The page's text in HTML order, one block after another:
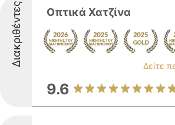
Διακριθέντες Οπτικά Χατζίνα
Δείτε
9.6